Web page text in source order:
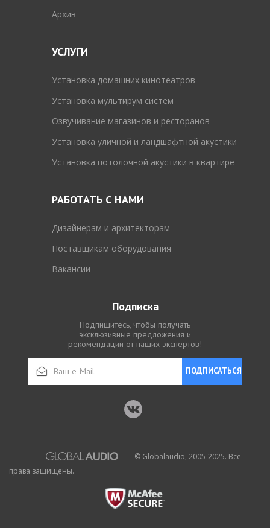
Архив
УСЛУГИ
Установка домашних кинотеатров
Установка мультирум систем
Озвучивание магазинов и ресторанов
Установка уличной и ландшафтной акустики
Установка потолочной акустики в квартире
РАБОТАТЬ С НАМИ
Дизайнерам и архитекторам
Поставщикам оборудования
Вакансии
Подписка
Подпишитесь, чтобы получать
эксклюзивные предложения и
рекомендации от наших экспертов!
ПОДПИСАТЬСЯ
© Globalaudio, 2005-2025. Все
права защищены.